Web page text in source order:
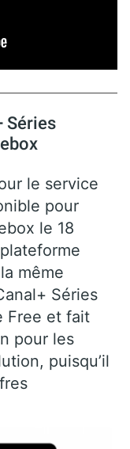
Séries
le service
pour
le 18
même
Séries
Free et fait
pour les
puisqu’il